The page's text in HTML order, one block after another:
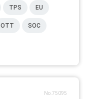
TPS EU
OTT SOC
No.75095